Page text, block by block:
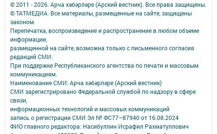
© 2011 - 2026. Арча хәбәрләре (Арский вестник). Все права защищены.
© ТАТМЕДИА. Все материалы, размещенные на сайте, защищены
законом.
Перепечатка, воспроизведение и распространение в любом объеме
информации,
размещенной на сайте, возможна только с письменного согласия
редакций СМИ.
При поддержке Республиканского агентства по печати и массовым
коммуникациям.
Наименование СМИ: Арча хәбәрләре (Арский вестник)
СМИ зарегистрировано Федеральной службой по надзору в сфере
связи,
информационных технологий и массовых коммуникаций
запись о регистрации СМИ Эл № ФС77–87940 от 16.08.2024
ФИО главного редактора: Насибуллин Исрафил Рахматуллович